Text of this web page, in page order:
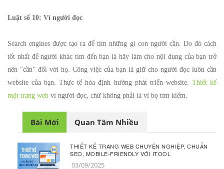
Luật số 10: Vì người đọc
Search engines được tạo ra để tìm những gì con người cần. Do đó cách
tốt nhất để người khác tìm đến bạn là hãy làm cho nội dung của bạn trở
nên “cần” đối với họ. Công việc của bạn là giữ cho người đọc luôn cần
website của bạn. Thực tế hóa định hướng phát triển website. Thiết kế
một trang web vì người đọc, chứ không phải là vì bọ tìm kiếm.
Bài Mới Quan Tâm Nhiều
THIẾT KẾ TRANG WEB CHUYÊN NGHIỆP, CHUẨN
SEO, MOBILE-FRIENDLY VỚI ITOOL
03/09/2025